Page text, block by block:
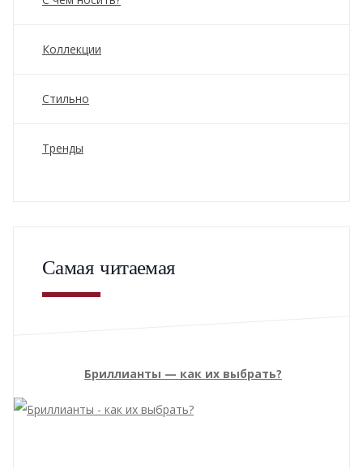
Коллекции
Стильно
Тренды
Самая читаемая
Бриллианты — как их выбрать?